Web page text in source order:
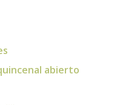
abierto